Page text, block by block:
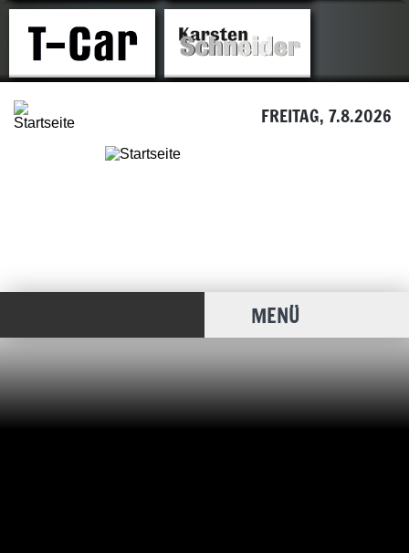
FREITAG, 7.8.2026
MENÜ